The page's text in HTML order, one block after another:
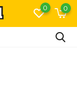
0 0